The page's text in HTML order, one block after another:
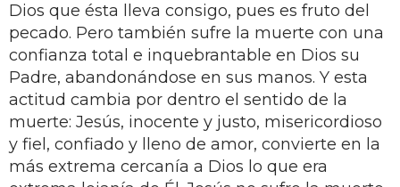
Dios que ésta lleva consigo, pues es fruto del
pecado. Pero también sufre la muerte con una
confianza total e inquebrantable en Dios su
Padre, abandonándose en sus manos. Y esta
actitud cambia por dentro el sentido de la
muerte: Jesús, inocente y justo, misericordioso
y fiel, confiado y lleno de amor, convierte en la
más extrema cercanía a Dios lo que era